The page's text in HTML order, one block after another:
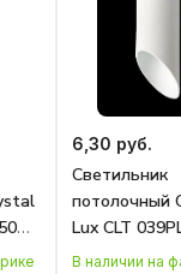
6,30 руб.
Светильник
потолочный
Lux CLT
WH-WH
В наличии на